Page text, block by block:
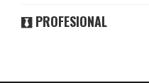
PROFESIONAL